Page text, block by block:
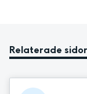
Relaterade sidor